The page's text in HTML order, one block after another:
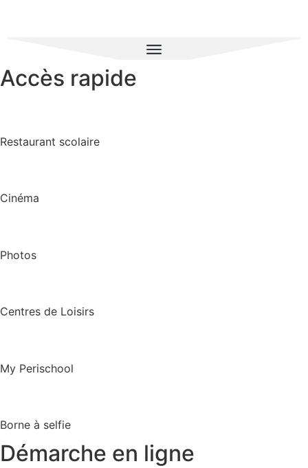
Accès rapide
Restaurant scolaire
Cinéma
Photos
Centres de Loisirs
My Perischool
Borne à selfie
Démarche en ligne